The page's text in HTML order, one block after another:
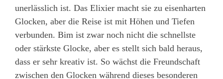
unerlässlich ist. Das Elixier macht sie zu eisenharten
Glocken, aber die Reise ist mit Höhen und Tiefen
verbunden. Bim ist zwar noch nicht die schnellste
oder stärkste Glocke, aber es stellt sich bald heraus,
dass er sehr kreativ ist. So wächst die Freundschaft
zwischen den Glocken während dieses besonderen